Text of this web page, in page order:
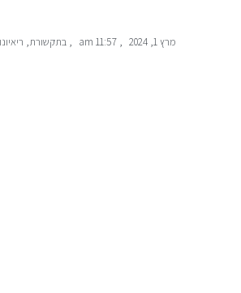
מרץ 1, 2024 ,
11:57 am
, בתקשורת,